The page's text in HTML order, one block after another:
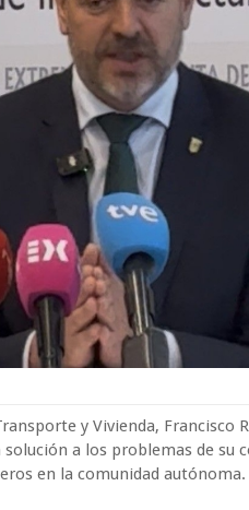
y Vivienda, Francisco
a los problemas de su
en la comunidad autónoma.